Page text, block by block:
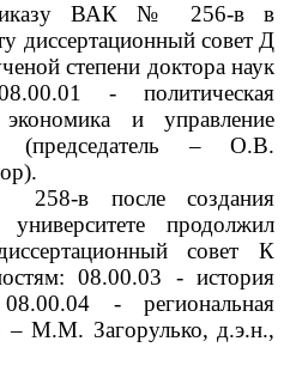
ВАК № 256-в в
диссертационный совет Д
степени доктора наук
- политическая
и управление
(председатель – О.В.
в после создания
продолжил
совет К
08.00.03 - история
- региональная
– М.М. Загорулько, д.э.н.,